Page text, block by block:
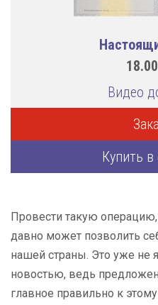
Видео
Купить
Провести такую
давно может позволить
нашей страны. Это уже не
новостью, ведь
главное правильно к